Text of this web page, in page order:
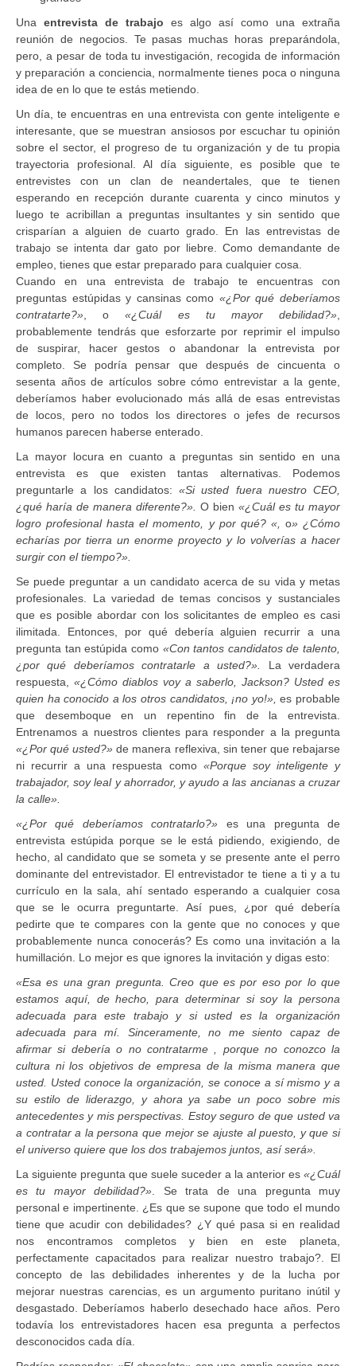
Una entrevista de trabajo es algo así como una extraña
reunión de negocios. Te pasas muchas horas preparándola,
pero, a pesar de toda tu investigación, recogida de información
y preparación a conciencia, normalmente tienes poca o ninguna
idea de en lo que te estás metiendo.
Un día, te encuentras en una entrevista con gente inteligente e
interesante, que se muestran ansiosos por escuchar tu opinión
sobre el sector, el progreso de tu organización y de tu propia
trayectoria profesional. Al día siguiente, es posible que te
entrevistes con un clan de neandertales, que te tienen
esperando en recepción durante cuarenta y cinco minutos y
luego te acribillan a preguntas insultantes y sin sentido que
crisparían a alguien de cuarto grado. En las entrevistas de
trabajo se intenta dar gato por liebre. Como demandante de
empleo, tienes que estar preparado para cualquier cosa.
Cuando en una entrevista de trabajo te encuentras con
preguntas estúpidas y cansinas como «¿Por qué deberíamos
contratarte?» , o«¿Cuál es tu mayor debilidad?»
probablemente tendrás que esforzarte por reprimir el impulso
de suspirar, hacer gestos o abandonar la entrevista por
completo. Se podría pensar que después de cincuenta o
sesenta años de artículos sobre cómo entrevistar a la gente,
deberíamos haber evolucionado más allá de esas entrevistas
de locos, pero no todos los directores o jefes de recursos
humanos parecen haberse enterado.
La mayor locura en cuanto a preguntas sin sentido en una
entrevista es que existen tantas alternativas. Podemos
preguntarle a los candidatos: «Si usted fuera nuestro CEO,
¿qué haría de manera diferente?». O bien «¿Cuál es tu mayor
logro profesional hasta el momento, y por qué? «,
o» ¿Cómo
echarías por tierra un enorme proyecto y lo volverías a hacer
surgir con el tiempo?».
Se puede preguntar a un candidato acerca de su vida y metas
profesionales. La variedad de temas concisos y sustanciales
que es posible abordar con los solicitantes de empleo es casi
ilimitada. Entonces, por qué debería alguien recurrir a una
pregunta tan estúpida como «Con tantos candidatos de talento,
¿por qué deberíamos contratarle a usted?».
La verdadera
respuesta, «¿Cómo diablos voy a saberlo, Jackson? Usted es
quien ha conocido a los otros candidatos, ¡no yo!», es probable
que desemboque en un repentino fin de la entrevista.
Entrenamos a nuestros clientes para responder a la pregunta
«¿Por qué usted?» de manera reflexiva, sin tener que rebajarse
ni recurrir a una respuesta como «Porque soy inteligente y
trabajador, soy leal y ahorrador, y ayudo a las ancianas a cruzar
la calle».
«¿Por qué deberíamos contratarlo?» es una pregunta de
entrevista estúpida porque se le está pidiendo, exigiendo, de
hecho, al candidato que se someta y se presente ante el perro
dominante del entrevistador. El entrevistador te tiene a ti y a tu
currículo en la sala, ahí sentado esperando a cualquier cosa
que se le ocurra preguntarte. Así pues, ¿por qué debería
pedirte que te compares con la gente que no conoces y que
probablemente nunca conocerás? Es como una invitación a la
humillación. Lo mejor es que ignores la invitación y digas esto:
«Esa es una gran pregunta. Creo que es por eso por lo que
estamos aquí, de hecho, para determinar si soy la persona
adecuada para este trabajo y si usted es la organización
adecuada para mí. Sinceramente, no me siento capaz de
afirmar si debería o no contratarme , porque no conozco la
cultura ni los objetivos de empresa de la misma manera que
usted. Usted conoce la organización, se conoce a sí mismo y a
su estilo de liderazgo, y ahora ya sabe un poco sobre mis
antecedentes y mis perspectivas. Estoy seguro de que usted va
a contratar a la persona que mejor se ajuste al puesto, y que si
el universo quiere que los dos trabajemos juntos, así será».
La siguiente pregunta que suele suceder a la anterior es «¿Cuál
es tu mayor debilidad?» . Se trata de una pregunta muy
personal e impertinente. ¿Es que se supone que todo el mundo
tiene que acudir con debilidades? ¿Y qué pasa si en realidad
nos encontramos completos y bien en este planeta,
perfectamente capacitados para realizar nuestro trabajo?. El
concepto de las debilidades inherentes y de la lucha por
mejorar nuestras carencias, es un argumento puritano inútil y
desgastado. Deberíamos haberlo desechado hace años. Pero
todavía los entrevistadores hacen esa pregunta a perfectos
desconocidos cada día.